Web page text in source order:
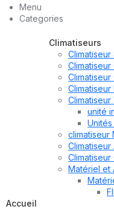
Menu
Categories
Accueil
Climatiseurs
Climatiseur
Climatiseur
Climatiseur
Climatiseur
Climatiseur
unité
climatiseur
Climatiseur
Climatiseur
Matériel et